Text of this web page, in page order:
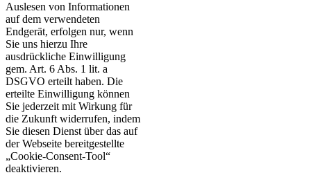
Auslesen von Informationen
auf dem verwendeten
Endgerät, erfolgen nur, wenn
Sie uns hierzu Ihre
ausdrückliche Einwilligung
gem. Art. 6 Abs. 1 lit. a
DSGVO erteilt haben. Die
erteilte Einwilligung können
Sie jederzeit mit Wirkung für
die Zukunft widerrufen, indem
Sie diesen Dienst über das auf
der Webseite bereitgestellte
„Cookie-Consent-Tool“
deaktivieren.